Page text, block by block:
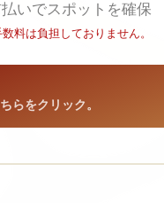
いでスポットを確保
料は負担しておりません。
らをクリック。